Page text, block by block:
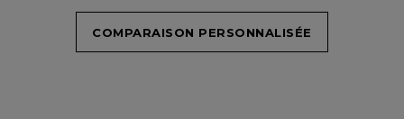
COMPARAISON PERSONNALISÉE